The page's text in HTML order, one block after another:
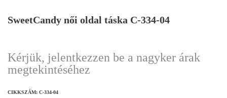
SweetCandy női oldal táska C-334-04
Kérjük, jelentkezzen be a nagyker árak
megtekintéséhez
CIKKSZÁM: C-334-04